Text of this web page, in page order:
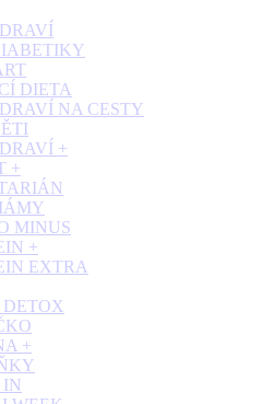
DIETA
NA CESTY
+
+
MINUS
+
EXTRA
DETOX
+
IN